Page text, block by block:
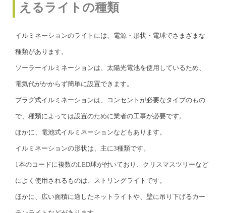
えるライトの種類
イルミネーションのライトには、電源・形状・電球でさまざまな
種類があります。
ソーラーイルミネーションは、太陽光電池を使用しているため、
電気代がかからず簡単に設置できます。
プラグ式イルミネーションは、コンセントが必要なタイプのもの
で、種類によっては設置のために業者の工事が必要です。
ほかに、電池式イルミネーションなどもあります。
イルミネーションの形状は、主に3種類です。
1本のコードに複数のLED球が付いており、クリスマスツリーなど
によく使用されるものは、ストリングライトです。
ほかに、広い面積に適したネットライトや、壁に吊り下げるカー